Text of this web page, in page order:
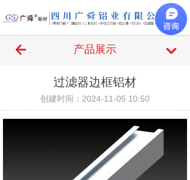
끀
过滤器边框铝材
创建时间： 2024-11-05 10:50
녔 产品展示 낔